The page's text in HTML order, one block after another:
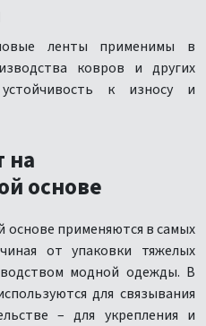
ленты применимы в
ковров и других
к износу и
на
основе
применяются в самых
от упаковки тяжелых
модной одежды. В
для связывания
– для укрепления и